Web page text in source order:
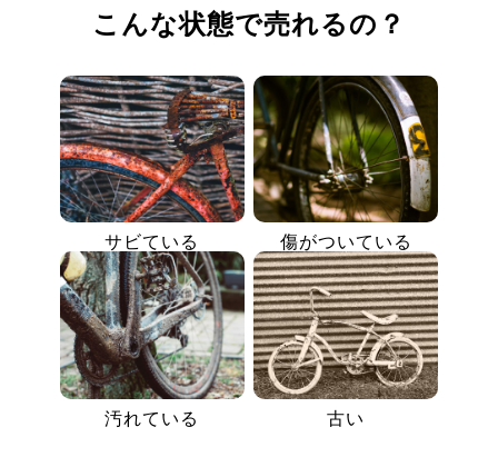
こんな状態で売れるの？
サビている 傷がついている
汚れている 古い